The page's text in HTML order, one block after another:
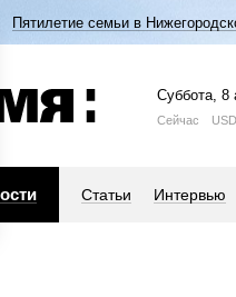
Пятилетие семьи в
Суббота, 8
Сейчас USD
Статьи Интервью